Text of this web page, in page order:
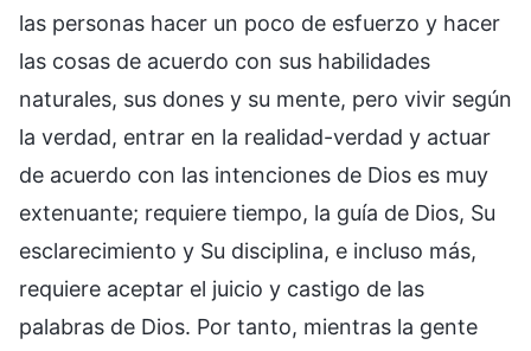
las personas hacer un poco de esfuerzo y hacer
las cosas de acuerdo con sus habilidades
naturales, sus dones y su mente, pero vivir según
la verdad, entrar en la realidad-verdad y actuar
de acuerdo con las intenciones de Dios es muy
extenuante; requiere tiempo, la guía de Dios, Su
esclarecimiento y Su disciplina, e incluso más,
requiere aceptar el juicio y castigo de las
palabras de Dios. Por tanto, mientras la gente